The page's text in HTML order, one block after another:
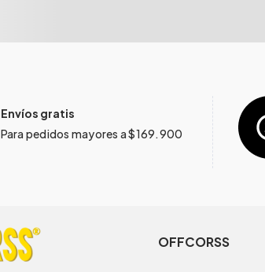
Envíos gratis
Para pedidos mayores a $169.900
OFFCORSS